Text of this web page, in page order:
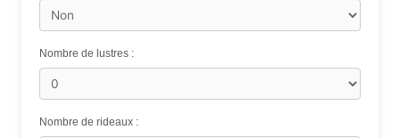
Nombre de lustres :
Nombre de rideaux :